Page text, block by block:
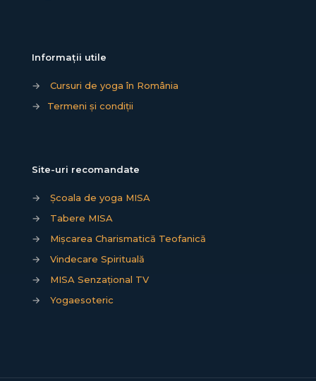
Informații utile
→
Cursuri de yoga în România
→
Termeni și condiții
Site-uri recomandate
→
Școala de yoga MISA
→
Tabere MISA
→
Mișcarea Charismatică Teofanică
→
Vindecare Spirituală
→
MISA Senzațional TV
→
Yogaesoteric